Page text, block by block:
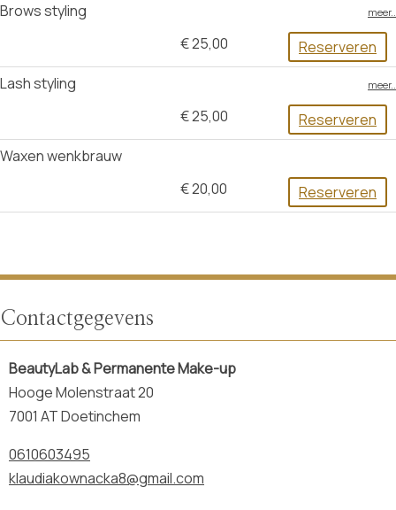
Brows styling
Reserveren
€ 25,00
meer..
Lash styling
Reserveren
€ 25,00
meer..
Waxen wenkbrauw
Reserveren
€ 20,00
Contactgegevens
BeautyLab & Permanente Make-up
Hooge Molenstraat 20
7001 AT Doetinchem
0610603495
klaudiakownacka8@gmail.com